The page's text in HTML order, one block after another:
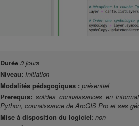
Durée 3 jours
Niveau: Initiation
Modalités pédagogiques : présentiel
Prérequis: solides connaissances en
Python, connaissance de ArcGIS Pro et ses
Mise à disposition du logiciel: non